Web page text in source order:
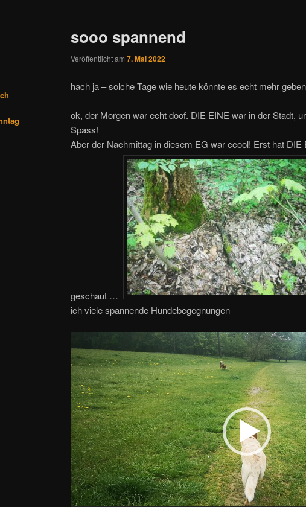
sooo spannend
Veröffentlicht am 7. Mai 2022
hach ja – solche Tage wie heute könnte es echt mehr
ok, der Morgen war echt doof. DIE EINE war in der Stadt,
Spass!
Aber der Nachmittag in diesem EG war ccool! Erst hat
geschaut …
ich viele spannende Hundebegegnungen
Player